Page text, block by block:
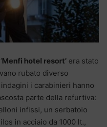
Menfi hotel resort’ era stato
rubato diverso
i carabinieri hanno
parte della refurtiva:
infissi, un serbatoio
in acciaio da 1000 lt.,